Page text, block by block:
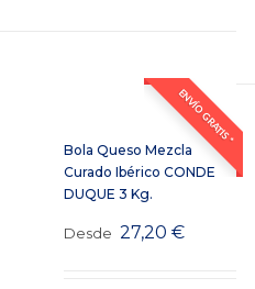
ENVÍO GRATIS *
Bola Queso Mezcla
Curado Ibérico CONDE
DUQUE 3 Kg.
Desde 27,20€